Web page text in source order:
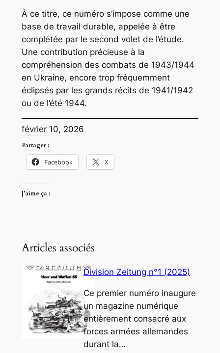
À ce titre, ce numéro s’impose comme une
base de travail durable, appelée à être
complétée par le second volet de l’étude.
Une contribution précieuse à la
compréhension des combats de 1943/1944
en Ukraine, encore trop fréquemment
éclipsés par les grands récits de 1941/1942
ou de l’été 1944.
février 10, 2026
Partager :
Facebook X
J’aime ça :
Articles associés
Division Zeitung n°1 (2025)
Ce premier numéro inaugure
un magazine numérique
entièrement consacré aux
forces armées allemandes
durant la…